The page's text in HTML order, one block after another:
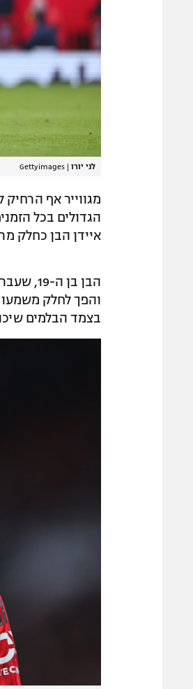
לני יורו |
Gettyimages
הגדולים בכל
איידן הבן כחלק
והפך לחלק
בצמד הבלמים